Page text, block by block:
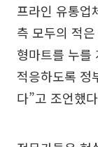
프라인 유통업
측 모두의 적
형마트를 누를
적응하도록 정
다”고 조언했